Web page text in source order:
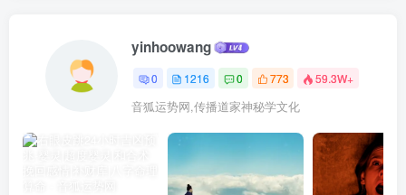
yinhoowang
0 1216 0 773 59.3W+
音狐运势网,传播道家神秘学文化